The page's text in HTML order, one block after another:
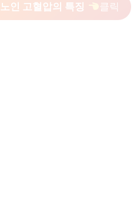
노인 고혈압의 특징 클릭